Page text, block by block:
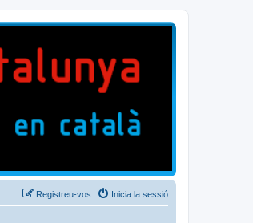
Inicia la sessió
Registreu-vos